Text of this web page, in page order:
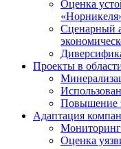
Оценка
Сценарный
Проекты в
Повышение
Адаптация
Мониторинг
Оценка